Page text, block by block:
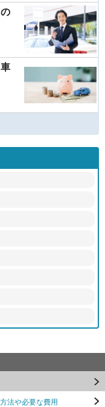
法や必要な費用